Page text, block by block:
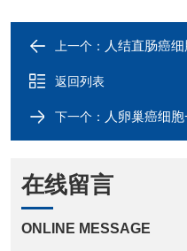
上一个： 人结直肠癌
返回列表
下一个： 人卵巢癌细
在线留言
ONLINE MESSAGE